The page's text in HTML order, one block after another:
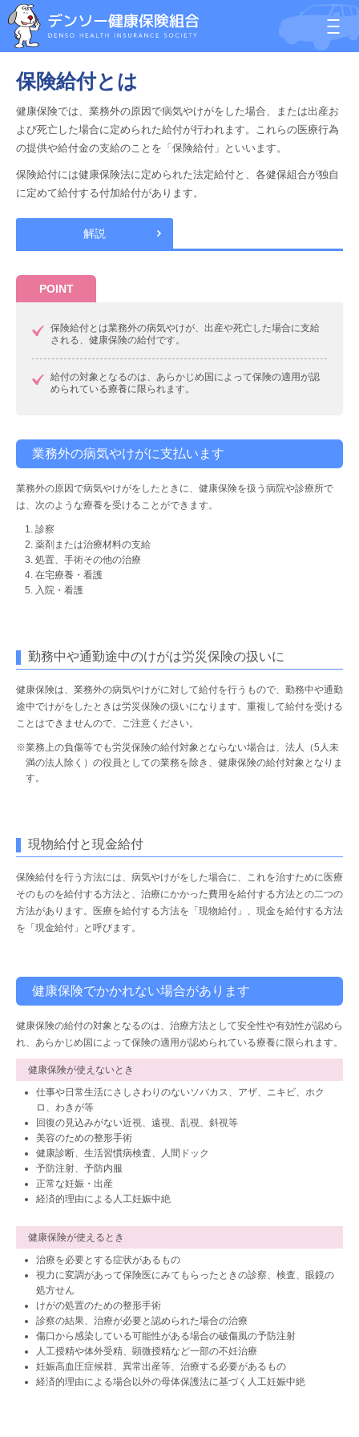
保険給付とは
健康保険では、業務外の原因で病気やけがをした場合、または出産お
よび死亡した場合に定められた給付が行われます。これらの医療行為
の提供や給付金の支給のことを「保険給付」といいます。
保険給付には健康保険法に定められた法定給付と、各健保組合が独自
に定めて給付する付加給付があります。
解説
POINT
保険給付とは業務外の病気やけが、出産や死亡した場合に支給
される、健康保険の給付です。
給付の対象となるのは、あらかじめ国によって保険の適用が認
められている療養に限られます。
業務外の病気やけがに支払います
業務外の原因で病気やけがをしたときに、健康保険を扱う病院や診療所で
は、次のような療養を受けることができます。
診察
薬剤または治療材料の支給
処置、手術その他の治療
在宅療養・看護
入院・看護
勤務中や通勤途中のけがは労災保険の扱いに
健康保険は、業務外の病気やけがに対して給付を行うもので、勤務中や通勤
途中でけがをしたときは労災保険の扱いになります。重複して給付を受ける
ことはできませんので、ご注意ください。
※業務上の負傷等でも労災保険の給付対象とならない場合は、法人（5人未
満の法人除く）の役員としての業務を除き、健康保険の給付対象となりま
す。
現物給付と現金給付
保険給付を行う方法には、病気やけがをした場合に、これを治すために医療
そのものを給付する方法と、治療にかかった費用を給付する方法との二つの
方法があります。医療を給付する方法を「現物給付」、現金を給付する方法
を「現金給付」と呼びます。
健康保険でかかれない場合があります
健康保険の給付の対象となるのは、治療方法として安全性や有効性が認めら
れ、あらかじめ国によって保険の適用が認められている療養に限られます。
健康保険が使えないとき
仕事や日常生活にさしさわりのないソバカス、アザ、ニキビ、ホク
ロ、わきが等
回復の見込みがない近視、遠視、乱視、斜視等
美容のための整形手術
健康診断、生活習慣病検査、人間ドック
予防注射、予防内服
正常な妊娠・出産
経済的理由による人工妊娠中絶
健康保険が使えるとき
治療を必要とする症状があるもの
視力に変調があって保険医にみてもらったときの診察、検査、眼鏡の
処方せん
けがの処置のための整形手術
診察の結果、治療が必要と認められた場合の治療
傷口から感染している可能性がある場合の破傷風の予防注射
人工授精や体外受精、顕微授精など一部の不妊治療
妊娠高血圧症候群、異常出産等、治療する必要があるもの
経済的理由による場合以外の母体保護法に基づく人工妊娠中絶